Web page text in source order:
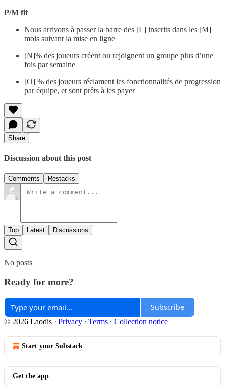
P/M fit
Nous arrivons à passer la barre des [L] inscrits dans les [M]
mois suivant la mise en ligne
[N]% des joueurs créent ou rejoignent un groupe plus d’une
fois par semaine
[O] % des joueurs réclament les fonctionnalités de progression
par équipe, et sont prêts à les payer
Share
Discussion about this post
Comments Restacks
Top Latest Discussions
No posts
Ready for more?
Subscribe
© 2026 Laodis · Privacy ∙ Terms ∙ Collection notice
Start your Substack
Get the app